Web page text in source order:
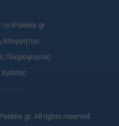
το iPaideia.gr
Απορρήτου
Πληροφορίας
Χρήσης
All rights reserved.